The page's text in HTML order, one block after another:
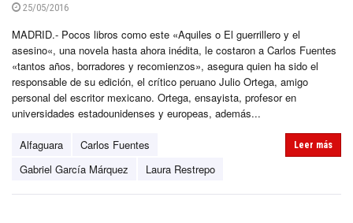
25/05/2016
MADRID.- Pocos libros como este «Aquiles o El guerrillero y el
asesino«, una novela hasta ahora inédita, le costaron a Carlos Fuentes
«tantos años, borradores y recomienzos», asegura quien ha sido el
responsable de su edición, el crítico peruano Julio Ortega, amigo
personal del escritor mexicano. Ortega, ensayista, profesor en
universidades estadounidenses y europeas, además...
Alfaguara
Carlos Fuentes
Gabriel García Márquez
Laura Restrepo
Leer más